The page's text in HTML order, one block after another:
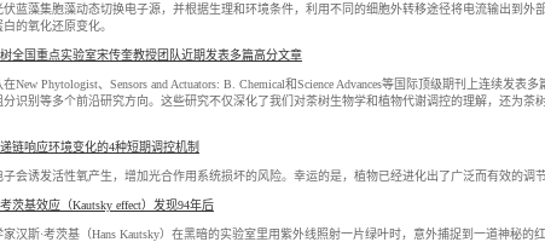
蓝藻集胞藻动态切换电子源，并根据生理和环境条件，利用不同的细胞外转移途径将电流输出到外
的氧化还原变化。
全国重点实验室宋传奎教授团队近期发表多篇高分文章
New Phytologist、Sensors and Actuators: B. Chemical和Science Advances等国际顶级期刊上连续发
识别等多个前沿研究方向。这些研究不仅深化了我们对茶树生物学和植物代谢调控的理解，还为
链响应环境变化的4种短期调控机制
会诱发活性氧产生，增加光合作用系统损坏的风险。幸运的是，植物已经进化出了广泛而有效的调
茨基效应（Kautsky effect）发现94年后
汉斯·考茨基（Hans Kautsky）在黑暗的实验室里用紫外线照射一片绿叶时，意外捕捉到一道神秘